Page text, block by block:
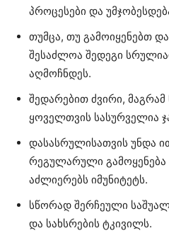
პროცესები და
თუმცა, თუ გამოიყენებთ
შესაძლოა შედეგი
აღმოჩნდეს.
შედარებით ძვირი,
ყოველთვის სასურველია
დასასრულისათვის უნდა
რეგულარული გამოყენება
აძლიერებს იმუნიტეტს.
სწორად შერჩეული
და სახსრების ტკივილს.